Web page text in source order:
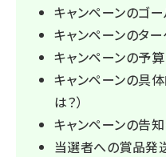
キャンペーンのゴ
キャンペーンのタ
キャンペーンの予算
キャンペーンの具
は？）
キャンペーンの告
当選者への賞品発